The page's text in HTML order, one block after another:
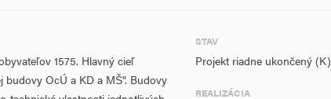
1575. Hlavný cieľ
OcÚ a KD a MŠ". Budovy
STAV
Projekt riadne ukončený (K)
REALIZÁCIA